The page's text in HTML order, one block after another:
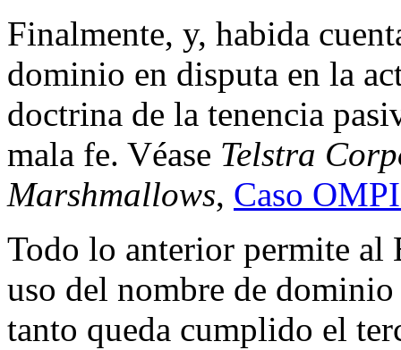
Finalmente, y, habida
dominio en disputa en la
doctrina de la tenencia
mala fe. Véase Telstra
Marshmallows, Caso
Todo lo anterior permite
uso del nombre de
tanto queda cumplido el